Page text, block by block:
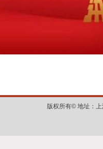
版权所有©地址：上